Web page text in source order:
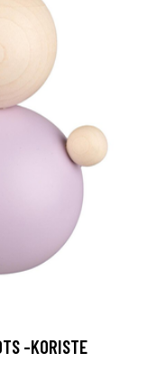
-KORISTE